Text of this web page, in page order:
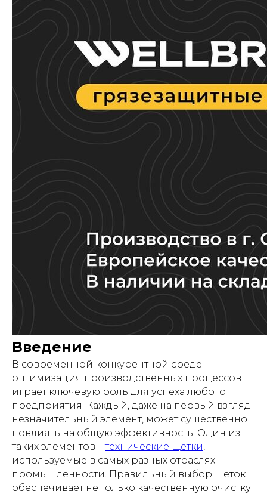
Введение
В современной конкурентной среде
оптимизация производственных процессов
играет ключевую роль для успеха любого
предприятия. Каждый, даже на первый взгляд
незначительный элемент, может существенно
повлиять на общую эффективность. Один из
таких элементов –технические щетки,
используемые в самых разных отраслях
промышленности. Правильный выбор щеток
обеспечивает не только качественную очистку